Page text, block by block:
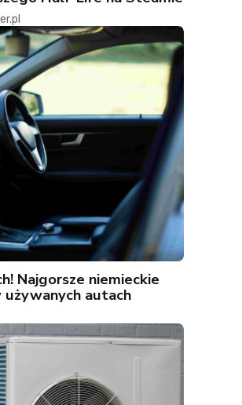
Najgorsze niemieckie
używanych autach